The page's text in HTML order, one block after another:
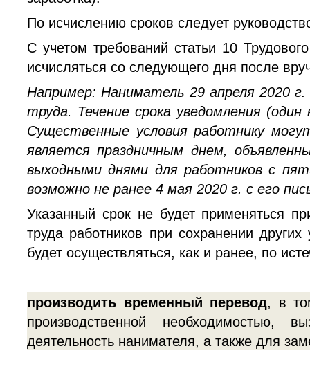
По исчислению сроков следует
С учетом требований статьи 10
исчисляться со следующего дня после
Например: Наниматель 29 апреля 2020 г.
труда. Течение срока уведомления
Существенные условия работнику
является праздничным днем,
выходными днями для работников с
возможно не ранее 4 мая 2020 г. с его
Указанный срок не будет применяться
труда работников при сохранении
будет осуществляться, как и ранее, по
производить временный перевод, в
производственной необходимостью,
деятельность нанимателя, а также для